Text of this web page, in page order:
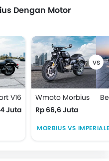
Dengan Motor
V16
Juta
Wmoto Morbius
Rp 66,6 Juta
MORBIUS VS